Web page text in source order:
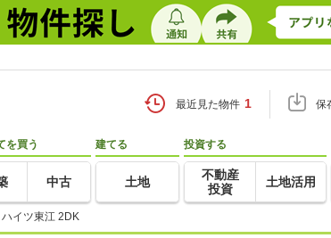
最近見た物件 1 保
を買う
中古
建てる
土地
投資する
不動産
投資
土地活用
ハイツ東江 2DK